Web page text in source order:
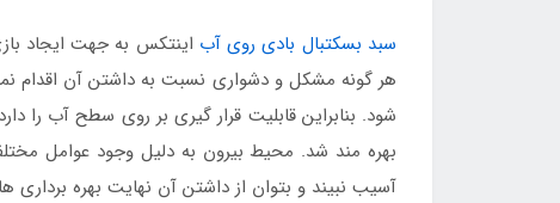
سبد بسکتبال بادی روی آب اینتکس به جهت ایجاد
هر گونه مشکل و دشواری نسبت به داشتن آن اقدام
شود. بنابراین قابلیت قرار گیری بر روی سطح آب
بهره مند شد. محیط بیرون به دلیل وجود عوامل
آسیب نبیند و بتوان از داشتن آن نهایت بهره برداری